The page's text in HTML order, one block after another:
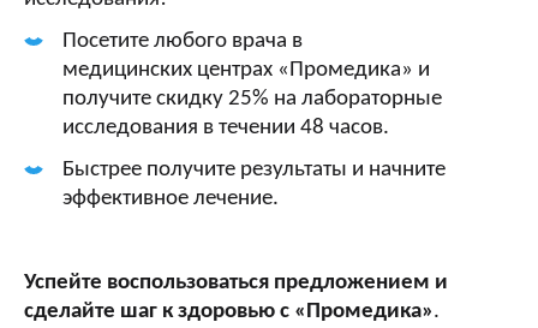
Посетите любого врача в
медицинских центрах «Промедика» и
получите скидку 25% на лабораторные
исследования в течении 48 часов.
Быстрее получите результаты и начните
эффективное лечение.
Успейте воспользоваться предложением и
сделайте шаг к здоровью с «Промедика».